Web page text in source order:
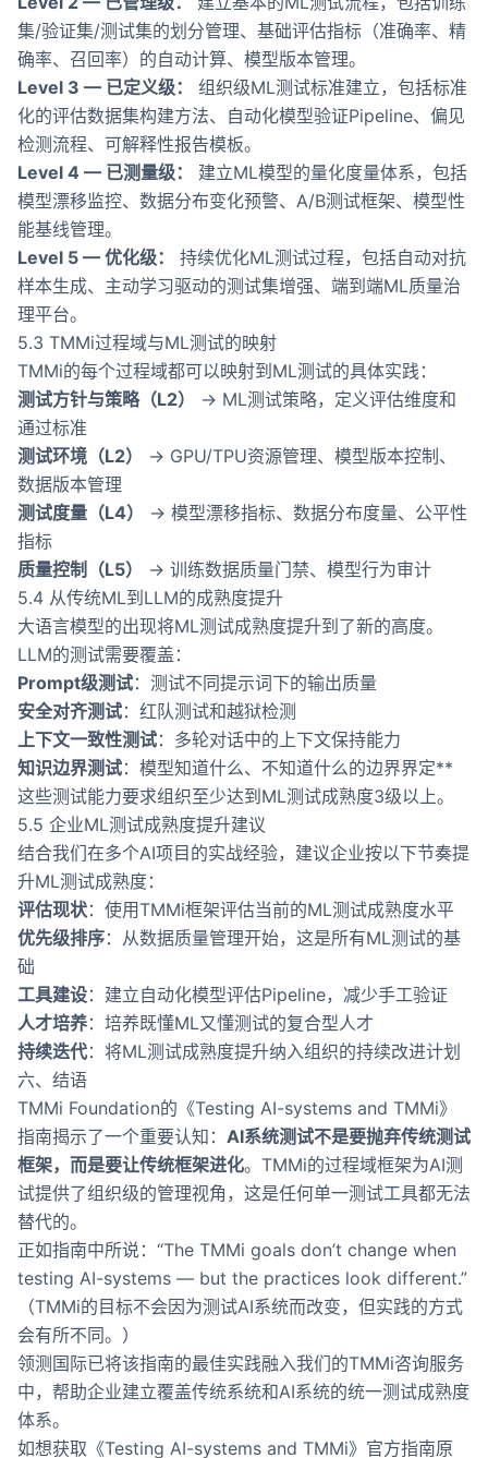
集/验证集/测试集的划分管理、基础评估指标（准确率、精
确率、召回率）的自动计算、模型版本管理。
Level 3 — 已定义级：
组织级ML测试标准建立，包括标准
化的评估数据集构建方法、自动化模型验证Pipeline、偏见
检测流程、可解释性报告模板。
Level 4 — 已测量级：
建立ML模型的量化度量体系，包括
模型漂移监控、数据分布变化预警、A/B测试框架、模型性
能基线管理。
Level 5 — 优化级：
持续优化ML测试过程，包括自动对抗
样本生成、主动学习驱动的测试集增强、端到端ML质量治
理平台。
5.3 TMMi过程域与ML测试的映射
TMMi的每个过程域都可以映射到ML测试的具体实践：
测试方针与策略（L2）
→ ML测试策略，定义评估维度和
通过标准
测试环境（L2）
→ GPU/TPU资源管理、模型版本控制、
数据版本管理
测试度量（L4）
→ 模型漂移指标、数据分布度量、公平性
指标
质量控制（L5）
→ 训练数据质量门禁、模型行为审计
5.4 从传统ML到LLM的成熟度提升
大语言模型的出现将ML测试成熟度提升到了新的高度。
LLM的测试需要覆盖：
Prompt级测试：测试不同提示词下的输出质量
安全对齐测试：红队测试和越狱检测
上下文一致性测试：多轮对话中的上下文保持能力
知识边界测试：模型知道什么、不知道什么的边界界定**
这些测试能力要求组织至少达到ML测试成熟度3级以上。
5.5 企业ML测试成熟度提升建议
结合我们在多个AI项目的实战经验，建议企业按以下节奏提
升ML测试成熟度：
评估现状：使用TMMi框架评估当前的ML测试成熟度水平
优先级排序：从数据质量管理开始，这是所有ML测试的基
础
工具建设：建立自动化模型评估Pipeline，减少手工验证
人才培养：培养既懂ML又懂测试的复合型人才
持续迭代：将ML测试成熟度提升纳入组织的持续改进计划
六、结语
TMMi Foundation的《Testing AI-systems and TMMi》
指南揭示了一个重要认知： AI系统测试不是要抛弃传统测试
框架，而是要让传统框架进化。TMMi的过程域框架为AI测
试提供了组织级的管理视角，这是任何单一测试工具都无法
替代的。
正如指南中所说：“The TMMi goals don’t change when
testing AI-systems — but the practices look different.”
（TMMi的目标不会因为测试AI系统而改变，但实践的方式
会有所不同。）
领测国际已将该指南的最佳实践融入我们的TMMi咨询服务
中，帮助企业建立覆盖传统系统和AI系统的统一测试成熟度
体系。
如想获取《Testing AI-systems and TMMi》官方指南原